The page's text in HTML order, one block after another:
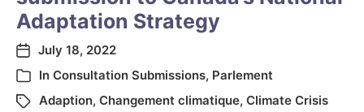
Adaptation Strategy
July 18, 2022
In Consultation Submissions, Parlement
Adaption, Changement climatique, Climate Crisis